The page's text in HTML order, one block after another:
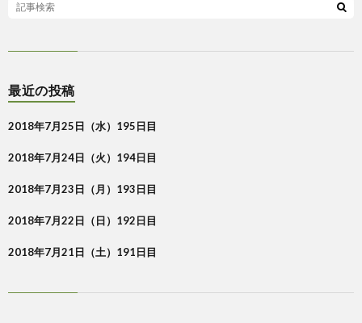
最近の投稿
2018年7月25日（水）195日目
2018年7月24日（火）194日目
2018年7月23日（月）193日目
2018年7月22日（日）192日目
2018年7月21日（土）191日目